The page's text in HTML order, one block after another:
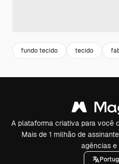
fundo tecido tecido
A plataforma criativa para você
Mais de 1 milhão de
agências e